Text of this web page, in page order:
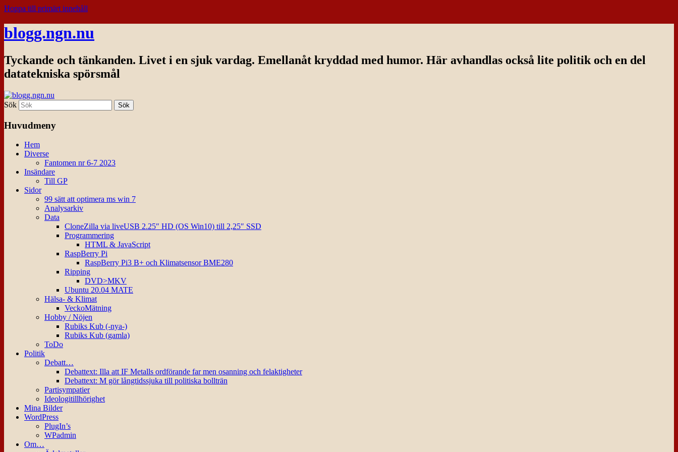
Hoppa till primärt innehåll
blogg.ngn.nu
Tyckande och tänkanden. Livet i en sjuk vardag. Emellanåt kryddad med humor. Här avhandlas också lite politik och en del
datatekniska spörsmål
Sök
Huvudmeny
Hem
Diverse
Fantomen nr 6-7 2023
Insändare
Till GP
Sidor
99 sätt att optimera ms win 7
Analysarkiv
Data
CloneZilla via liveUSB 2.25″ HD (OS Win10) till 2,25″ SSD
Programmering
HTML & JavaScript
RaspBerry Pi
RaspBerry Pi3 B+ och Klimatsensor BME280
Ripping
DVD>MKV
Ubuntu 20.04 MATE
Hälsa- & Klimat
VeckoMätning
Hobby / Nöjen
Rubiks Kub (-nya-)
Rubiks Kub (gamla)
ToDo
Politik
Debatt…
Debattext: Illa att IF Metalls ordförande far men osanning och felaktigheter
Debattext: M gör långtidssjuka till politiska bollträn
Partisympatier
Ideologitillhörighet
Mina Bilder
WordPress
PlugIn’s
WPadmin
Om…